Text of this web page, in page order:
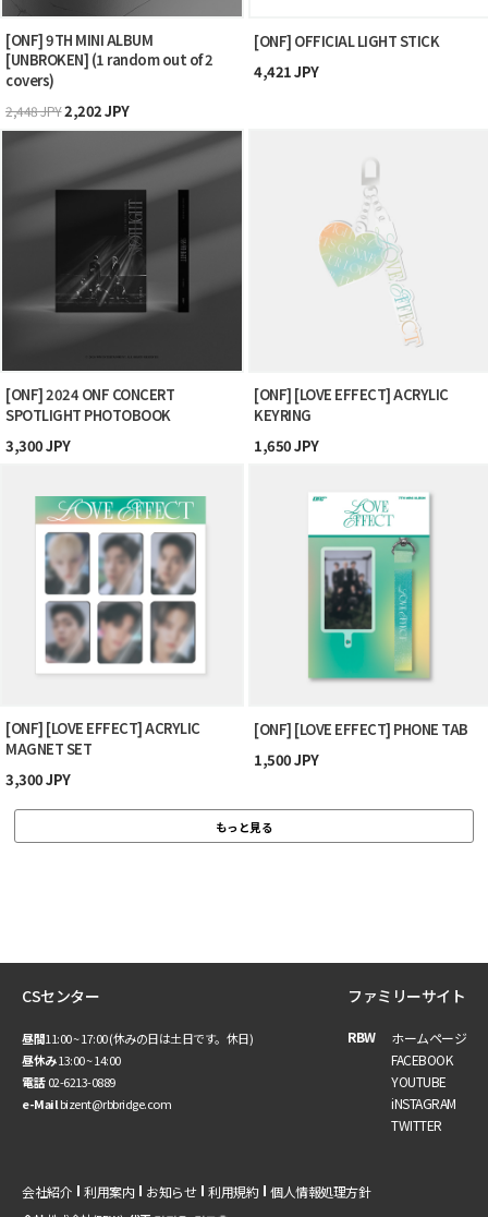
[ONF] 9TH MINI ALBUM
[UNBROKEN] (1 random out of 2
covers)
2,448 JPY2,202 JPY
[ONF] OFFICIAL LIGHT STICK
4,421 JPY
[ONF] 2024 ONF CONCERT
SPOTLIGHT PHOTOBOOK
3,300 JPY
[ONF] [LOVE EFFECT] ACRYLIC
KEYRING
1,650 JPY
[ONF] [LOVE EFFECT] ACRYLIC
MAGNET SET
3,300 JPY
[ONF] [LOVE EFFECT] PHONE TAB
1,500 JPY
もっと見る
CSセンター
昼間11:00 ~ 17:00 (休みの日は土日です。休日)
昼休み13:00 ~ 14:00
電話02-6213-0889
e-Mailbizent@rbbridge.com
ファミリーサイト
RBW
ホームページ
FACEBOOK
YOUTUBE
iNSTAGRAM
TWITTER
会社紹介 利用案内 お知らせ 利用規約 個人情報処理方針